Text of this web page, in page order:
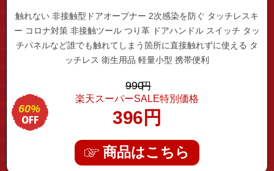
触れない 非接触型ドアオープナー 2次感染を防ぐ タッチレスキ
ー コロナ対策 非接触ツール つり革 ドアハンドル スイッチ タッ
チパネルなど誰でも触れてしまう箇所に直接触れずに使える タ
ッチレス 衛生用品 軽量小型 携帯便利
990円
楽天スーパーSALE特別価格
396 円
60%
商品はこちら